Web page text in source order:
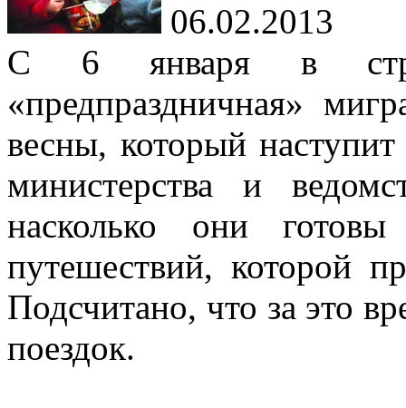
06.02.2013
С 6 января в
«предпраздничная»
весны, который
министерства и
насколько они
путешествий, которой
Подсчитано, что за это
поездок.